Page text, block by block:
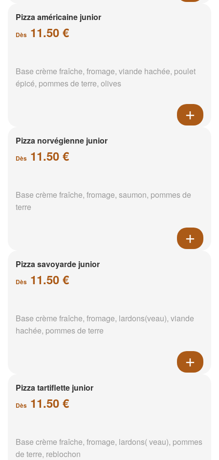
Pizza américaine junior
Dès 11.50 €
Base crème fraîche, fromage, viande hachée, poulet
épicé, pommes de terre, olives
Pizza norvégienne junior
Dès 11.50 €
Base crème fraîche, fromage, saumon, pommes de
terre
Pizza savoyarde junior
Dès 11.50 €
Base crème fraîche, fromage, lardons(veau), viande
hachée, pommes de terre
Pizza tartiflette junior
Dès 11.50 €
Base crème fraîche, fromage, lardons( veau), pommes
de terre, reblochon